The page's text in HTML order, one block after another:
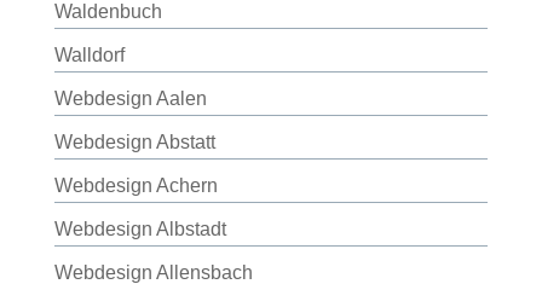
Waldenbuch
Walldorf
Webdesign Aalen
Webdesign Abstatt
Webdesign Achern
Webdesign Albstadt
Webdesign Allensbach